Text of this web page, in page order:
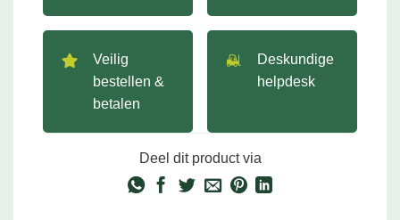
Veilig
bestellen &
betalen
Deskundige
helpdesk
Deel dit product via